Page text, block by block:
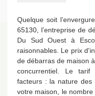
Quelque soit
65130, l’entreprise de
Du Sud Ouest à
raisonnables. Le prix
de débarras de maison
concurrentiel. Le
facteurs : la nature des
votre maison, le